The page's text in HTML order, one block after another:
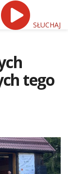
SŁUCHAJ
tego